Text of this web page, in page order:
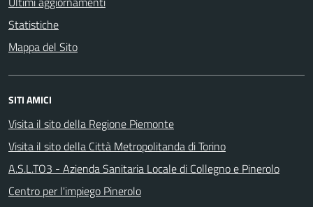
Statistiche
Mappa del Sito
SITI AMICI
Visita il sito della Regione Piemonte
Visita il sito della Città Metropolitanda di Torino
A.S.L.TO3 - Azienda Sanitaria Locale di Collegno e Pinerolo
Centro per l'impiego Pinerolo